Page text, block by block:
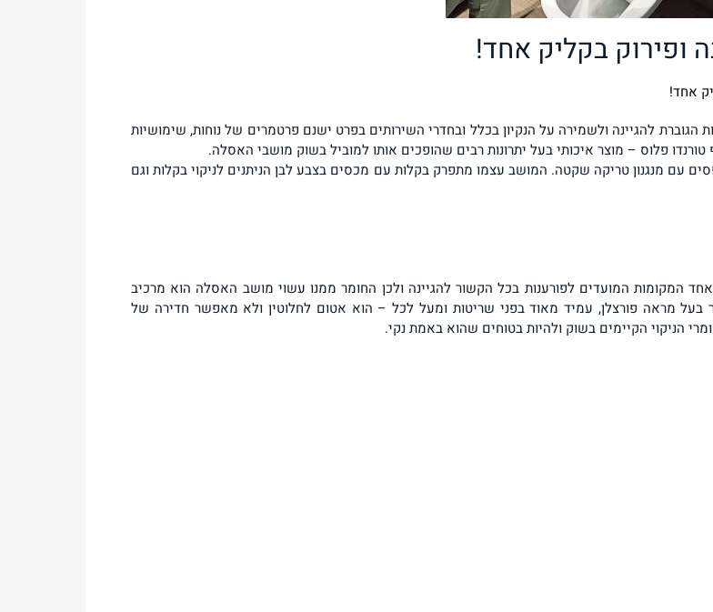
ופירוק בקליק אחד!
אחד!
להגיינה ולשמירה על הנקיון בכלל ובחדרי השירותים בפרט ישנם פרטמרים של נוחות, שימושיות
פלוס – מוצר איכותי בעל יתרונות רבים שהופכים אותו למוביל בשוק מושבי האסלה.
עם מנגנון טריקה שקטה. המושב עצמו מתפרק בקלות עם מכסים בצבע לבן הניתנים לניקוי בקלות וגם
המקומות המועדים לפורענות בכל הקשור להגיינה ולכן החומר ממנו עשוי מושב האסלה הוא מרכיב
בעל מראה פורצלן, עמיד מאוד בפני שריטות ומעל לכל – הוא אטום לחלוטין ולא מאפשר חדירה של
הניקוי הקיימים בשוק ולהיות בטוחים שהוא באמת נקי.